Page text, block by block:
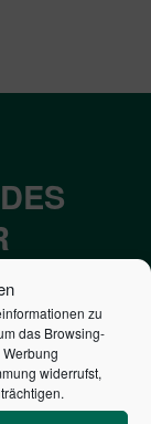
zu
das Browsing-
widerrufst,